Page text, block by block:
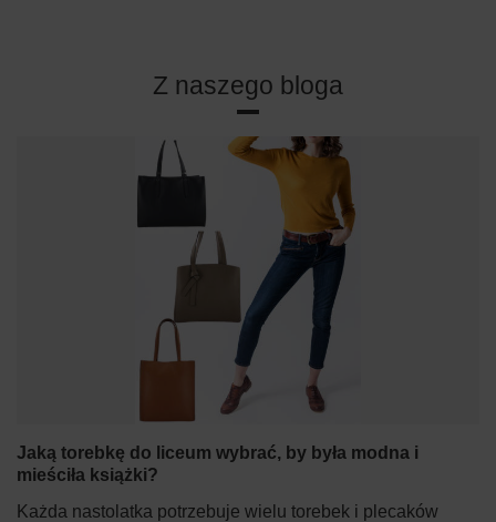
Z naszego bloga
Jaką torebkę do liceum wybrać, by była modna i
mieściła książki?
Każda nastolatka potrzebuje wielu torebek i plecaków